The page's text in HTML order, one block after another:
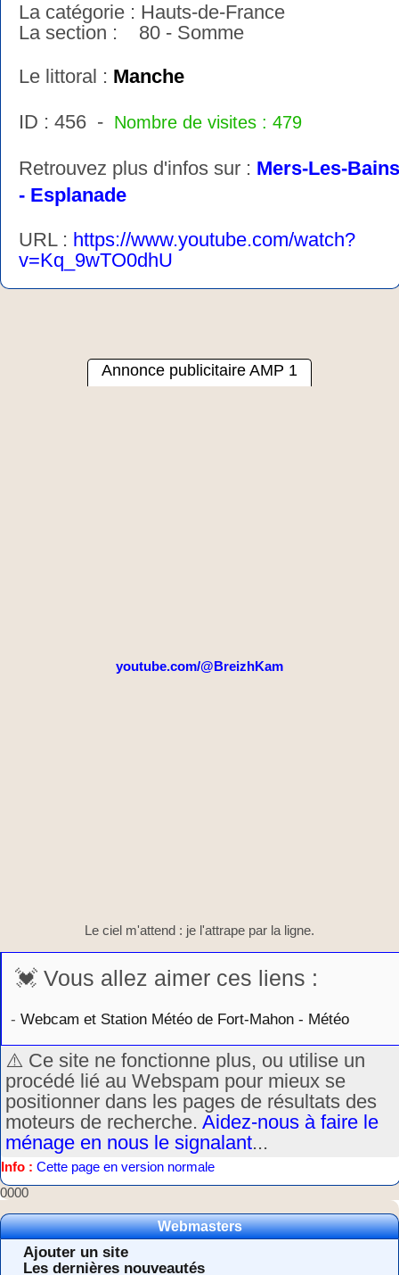
La catégorie : Hauts-de-France
La section : 80 - Somme
Le littoral : Manche
ID : 456 - Nombre de visites : 479
Retrouvez plus d'infos sur : Mers-Les-Bains
- Esplanade
URL : https://www.youtube.com/watch?
v=Kq_9wTO0dhU
Annonce publicitaire AMP 1
youtube.com/@BreizhKam
Le ciel m'attend : je l'attrape par la ligne.
💓 Vous allez aimer ces liens :
- Webcam et Station Météo de Fort-Mahon - Météo
⚠️ Ce site ne fonctionne plus, ou utilise un
procédé lié au Webspam pour mieux se
positionner dans les pages de résultats des
moteurs de recherche. Aidez-nous à faire le
ménage en nous le signalant...
Info : Cette page en version normale
0000
Webmasters
Ajouter un site
Les dernières nouveautés